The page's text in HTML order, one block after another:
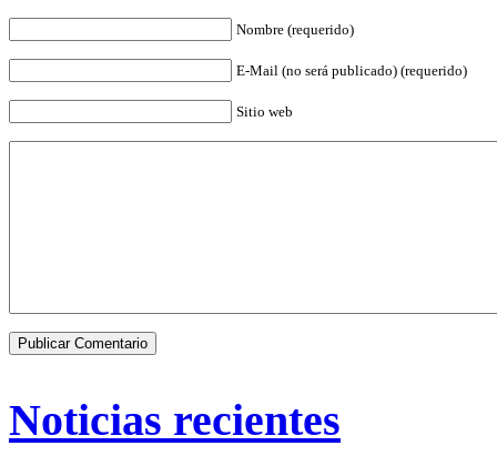
Nombre (requerido)
E-Mail (no será publicado) (requerido)
Sitio web
Noticias recientes